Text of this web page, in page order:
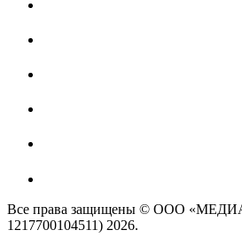
Все права защищены © ООО
1217700104511) 2026.